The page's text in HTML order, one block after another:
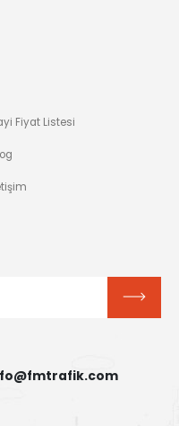
Fiyat Listesi